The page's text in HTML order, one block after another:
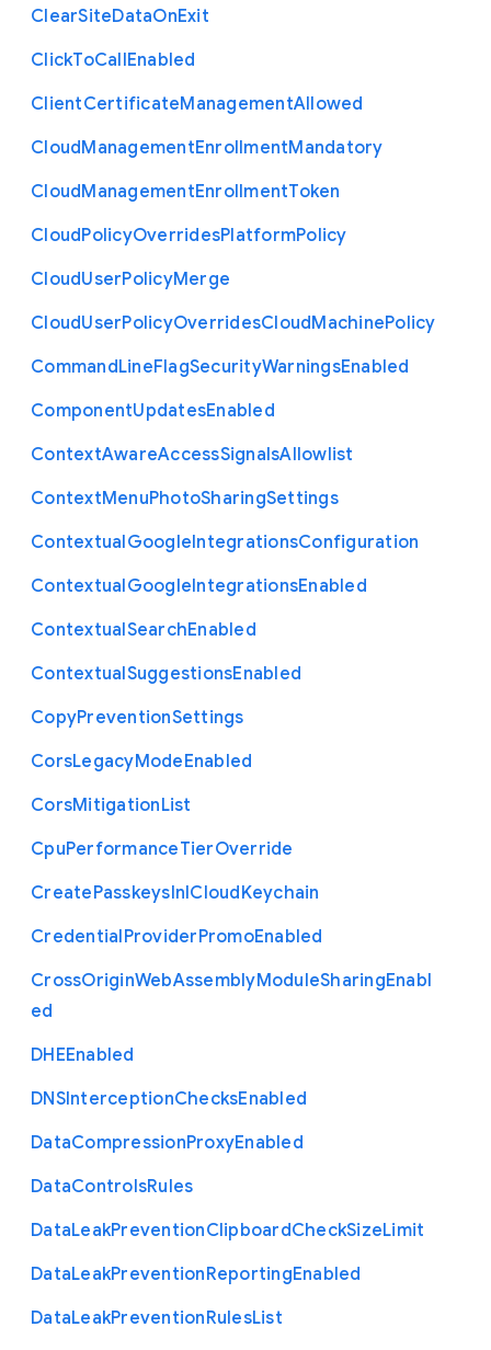
ClearSiteDataOnExit
ClickToCallEnabled
ClientCertificateManagementAllowed
CloudManagementEnrollmentMandatory
CloudManagementEnrollmentToken
CloudPolicyOverridesPlatformPolicy
CloudUserPolicyMerge
CloudUserPolicyOverridesCloudMachinePolicy
CommandLineFlagSecurityWarningsEnabled
ComponentUpdatesEnabled
ContextAwareAccessSignalsAllowlist
ContextMenuPhotoSharingSettings
ContextualGoogleIntegrationsConfiguration
ContextualGoogleIntegrationsEnabled
ContextualSearchEnabled
ContextualSuggestionsEnabled
CopyPreventionSettings
CorsLegacyModeEnabled
CorsMitigationList
CpuPerformanceTierOverride
CreatePasskeysInICloudKeychain
CredentialProviderPromoEnabled
CrossOriginWebAssemblyModuleSharingEnabl
ed
DHEEnabled
DNSInterceptionChecksEnabled
DataCompressionProxyEnabled
DataControlsRules
DataLeakPreventionClipboardCheckSizeLimit
DataLeakPreventionReportingEnabled
DataLeakPreventionRulesList